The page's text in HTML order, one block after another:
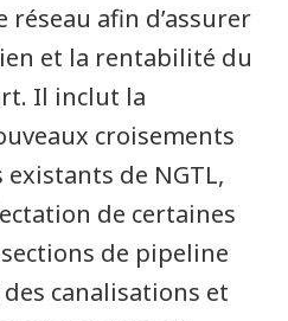
réseau afin d’assurer
et la rentabilité du
Il inclut la
croisements
de NGTL,
de certaines
de pipeline
canalisations et